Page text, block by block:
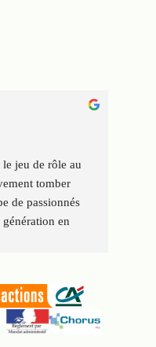
jeu de rôle au
tomber
de passionnés
en